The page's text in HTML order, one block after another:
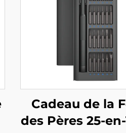
Cadeau de la
des Pères 25-en-